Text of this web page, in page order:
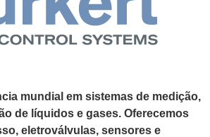
mundial em sistemas de medição,
de líquidos e gases. Oferecemos
eletroválvulas, sensores e